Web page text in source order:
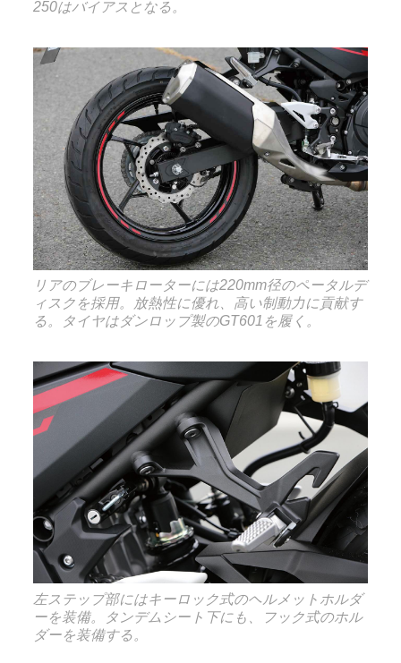
250はバイアスとなる。
リアのブレーキローターには220mm径のペータルデ
ィスクを採用。放熱性に優れ、高い制動力に貢献す
る。タイヤはダンロップ製のGT601を履く。
左ステップ部にはキーロック式のヘルメットホルダ
ーを装備。タンデムシート下にも、フック式のホル
ダーを装備する。